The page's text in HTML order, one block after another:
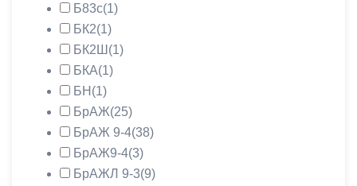
Б83с(1)
БК2(1)
БК2Ш (1)
БКА(1)
БН (1)
БрАЖ(25)
БрАЖ 9-4(38)
БрАЖ9-4(3)
БрАЖЛ 9-3(9)